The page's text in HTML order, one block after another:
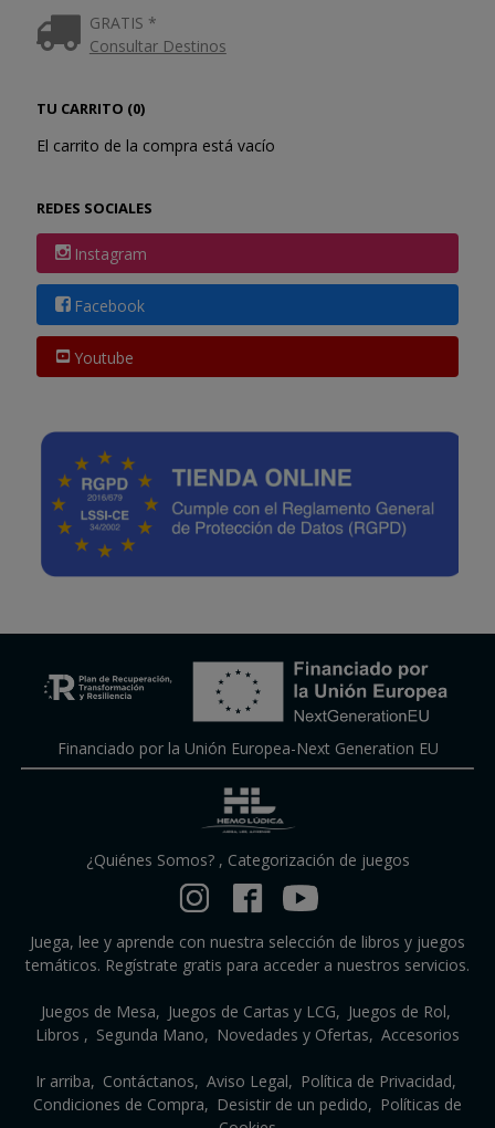
GRATIS *
Consultar Destinos
TU CARRITO (0)
El carrito de la compra está vacío
REDES SOCIALES
Instagram
Facebook
Youtube
Financiado por la Unión Europea-Next Generation EU
¿Quiénes Somos?, Categorización de juegos
Juega, lee y aprende con nuestra selección de libros y juegos
temáticos. Regístrate gratis para acceder a nuestros servicios.
Juegos de Mesa Juegos de Cartas y LCG
Juegos de Rol
Libros
Segunda Mano Novedades y Ofertas Accesorios
Ir arriba Contáctanos Aviso Legal
Política de Privacidad
Condiciones de Compra
Desistir de un pedido
Políticas de